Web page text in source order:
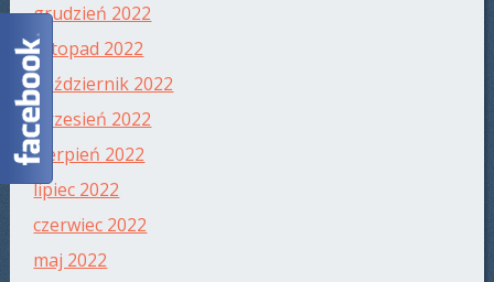
grudzień 2022
listopad 2022
październik 2022
wrzesień 2022
sierpień 2022
lipiec 2022
czerwiec 2022
maj 2022